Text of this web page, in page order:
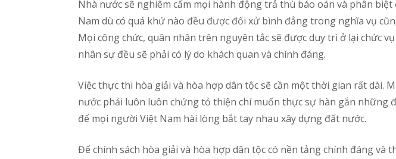
Nhà nước sẽ nghiêm cấm mọi hành động trả thù báo oán và phân
Nam dù có quá khứ nào đều được đối xử bình đẳng trong nghĩa vụ
Mọi công chức, quân nhân trên nguyên tắc sẽ được duy trì ở lại chức
nhân sự đều sẽ phải có lý do khách quan và chính đáng.
Việc thực thi hòa giải và hòa hợp dân tộc sẽ cần một thời gian rất dài.
nước phải luôn luôn chứng tỏ thiện chí muốn thực sự hàn gắn những
để mọi người Việt Nam hài lòng bắt tay nhau xây dựng đất nước.
Để chính sách hòa giải và hòa hợp dân tộc có nền tảng chính đáng và